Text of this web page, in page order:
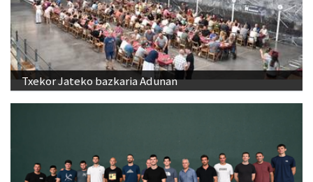
Txekor Jateko bazkaria Adunan